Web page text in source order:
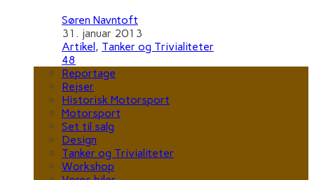
Søren Navntoft
31. januar 2013
Artikel, Tanker og Trivialiteter
48
Reportage
Rejser
Historisk Motorsport
Motorsport
Set til salg
Design
Tanker og Trivialiteter
Workshop